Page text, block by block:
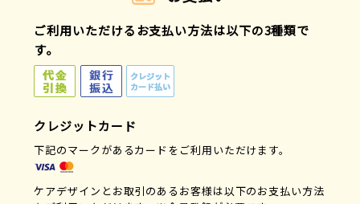
ご利用いただけるお支払い方法は以下の3種類で
す。
クレジットカード
下記のマークがあるカードをご利用いただけます。
ケアデザインとお取引のあるお客様は以下のお支払い方法